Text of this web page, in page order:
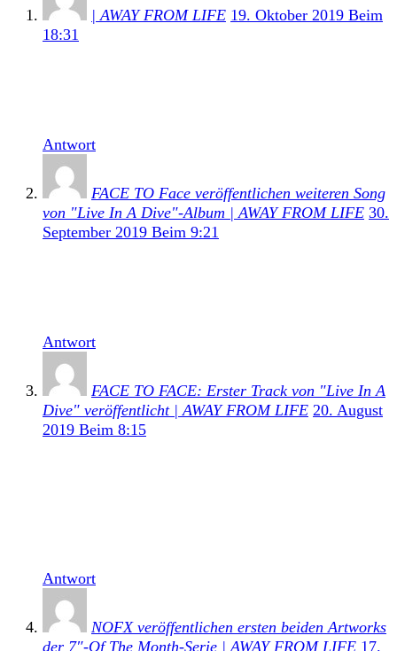
| AWAY FROM LIFE 19. Oktober 2019 Beim
18:31
Antwort
FACE TO Face veröffentlichen weiteren Song
von "Live In A Dive"-Album | AWAY FROM LIFE 30.
September 2019 Beim 9:21
Antwort
FACE TO FACE: Erster Track von "Live In A
Dive" veröffentlicht | AWAY FROM LIFE 20. August
2019 Beim 8:15
Antwort
NOFX veröffentlichen ersten beiden Artworks
der 7″-Of The Month-Serie | AWAY FROM LIFE 17.